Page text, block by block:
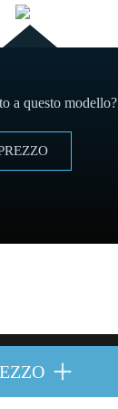
a questo modello?
yAvviso legale